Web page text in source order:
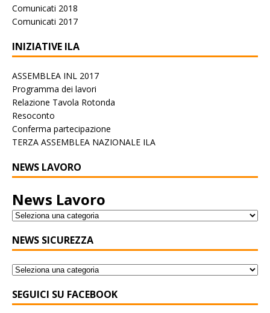
Comunicati 2018
Comunicati 2017
INIZIATIVE ILA
ASSEMBLEA INL 2017
Programma dei lavori
Relazione Tavola Rotonda
Resoconto
Conferma partecipazione
TERZA ASSEMBLEA NAZIONALE ILA
NEWS LAVORO
News Lavoro
NEWS SICUREZZA
SEGUICI SU FACEBOOK